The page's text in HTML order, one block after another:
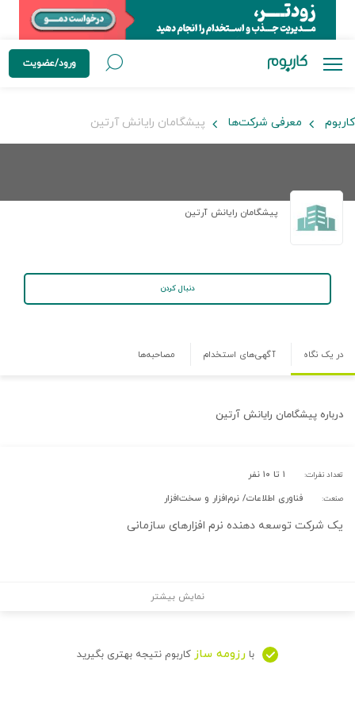
ورود/عضویت
کاربوم معرفی شرکت‌ها پیشگامان رایانش آرتین
پیشگامان رایانش آرتین
دنبال کردن
در یک نگاه آگهی‌های استخدام مصاحبه‌ها
درباره پیشگامان رایانش آرتین
تعداد نفرات: ۱ تا ۱۰ نفر
صنعت: فناوری اطلاعات/ نرم‌افزار و سخت‌افزار
یک شرکت توسعه دهنده نرم افزارهای سازمانی
نمایش بیشتر
با رزومه ساز کاربوم نتیجه بهتری بگیرید